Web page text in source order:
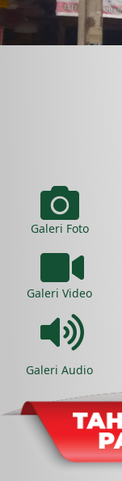
Galeri Foto
Galeri Video
Galeri Audio